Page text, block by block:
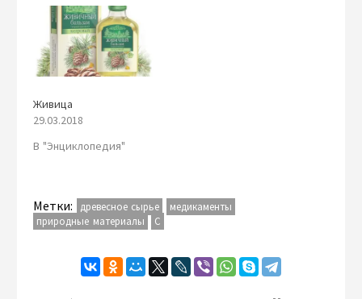
Живица
29.03.2018
В "Энциклопедия"
Метки: древесное сырье
медикаменты
природные материалы
С